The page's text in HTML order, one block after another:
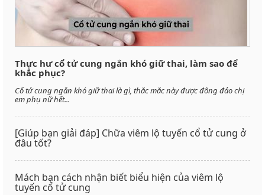
Thực hư cổ tử cung ngắn khó giữ thai, làm sao để
khắc phục?
Cổ tử cung ngắn khó giữ thai là gì, thắc mắc này được đông đảo chị
em phụ nữ hết...
[Giúp bạn giải đáp] Chữa viêm lộ tuyến cổ tử cung ở
đâu tốt?
Mách bạn cách nhận biết biểu hiện của viêm lộ
tuyến cổ tử cung